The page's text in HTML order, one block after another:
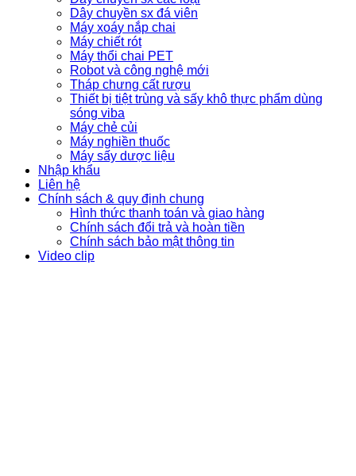
Dây chuyền sx đá viên
Máy xoáy nắp chai
Máy chiết rót
Máy thổi chai PET
Robot và công nghệ mới
Tháp chưng cất rượu
Thiết bị tiệt trùng và sấy khô thực phẩm dùng
sóng viba
Máy chẻ củi
Máy nghiền thuốc
Máy sấy dược liệu
Nhập khẩu
Liên hệ
Chính sách & quy định chung
Hình thức thanh toán và giao hàng
Chính sách đổi trả và hoàn tiền
Chính sách bảo mật thông tin
Video clip